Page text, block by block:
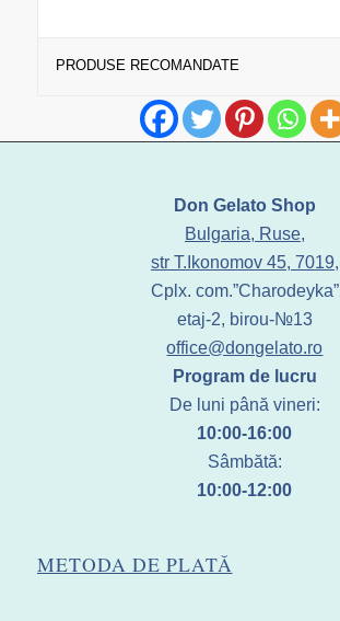
PRODUSE RECOMANDATE
Don Gelato Shop
Bulgaria, Ruse,
str T.Ikonomov 45, 7019,
Cplx. com.”Charodeyka”
etaj-2, birou-№13
office@dongelato.ro
Program de lucru
De luni până vineri:
10:00-16:00
Sâmbătă:
10:00-12:00
METODA DE PLATĂ